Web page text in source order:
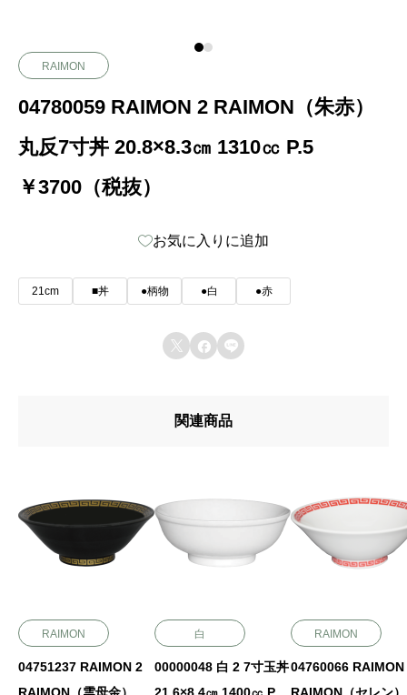
RAIMON
04780059 RAIMON 2 RAIMON（朱赤）
丸反7寸丼 20.8×8.3㎝ 1310㏄ P.5
￥3700（税抜）
お気に入りに追加
21cm ■丼 ●柄物 ●白 ●赤
  
関連商品
RAIMON
04751237 RAIMON 2
白
00000048 白 2 7寸玉丼
RAIMON
04760066 RAIMON